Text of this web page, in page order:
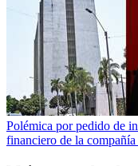
Polémica por pedido de
financiero de la compañía